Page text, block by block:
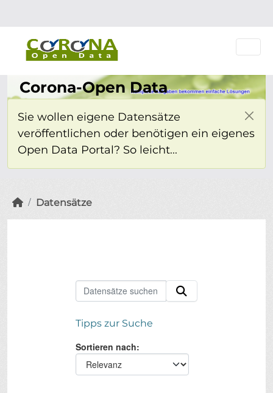
Corona-Open Data
Sie wollen eigene Datensätze
veröffentlichen oder benötigen ein eigenes
Open Data Portal? So leicht...
Datensätze
Tipps zur Suche
Sortieren nach